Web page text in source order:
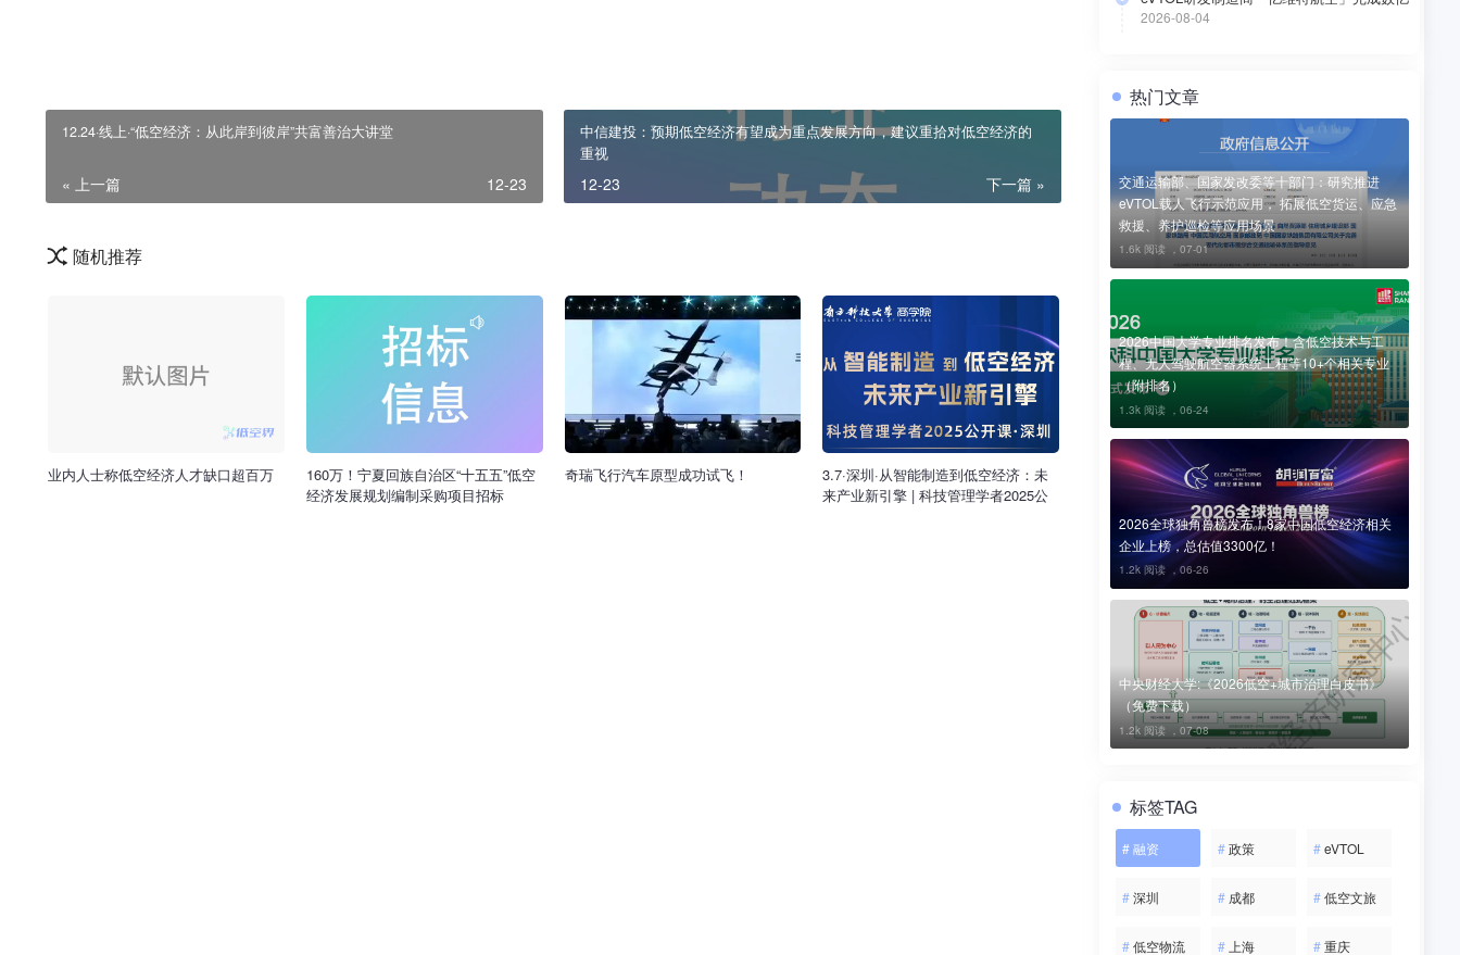
12.24·线上·“低空经济：从此岸到彼岸”共富善治大讲堂
« 上一篇 12-23
中信建投：预期低空经济有望成为重点发展方向，建议重拾对低空经济的
重视
下一篇 »
12-23
随机推荐
业内人士称低空经济人才缺口超百万
160万！宁夏回族自治区“十五五”低空
经济发展规划编制采购项目招标
奇瑞飞行汽车原型成功试飞！
3.7·深圳·从智能制造到低空经济：未
来产业新引擎 | 科技管理学者2025公
元A+轮融资
2026-08-04
热门文章
交通运输部、国家发改委等十部门：研究推进
eVTOL载人飞行示范应用， 拓展低空货运、应急
救援、养护巡检等应用场景
1.6k 阅读 ， 07-01
2026中国大学专业排名发布！含低空技术与工
程、无人驾驶航空器系统工程等10+个相关专业
（附排名）
1.3k 阅读 ， 06-24
2026全球独角兽榜发布！8家中国低空经济相关
企业上榜，总估值3300亿！
1.2k 阅读 ， 06-26
中央财经大学:《2026低空+城市治理白皮书》
（免费下载）
1.2k 阅读 ， 07-08
标签TAG
#融资 #政策 #eVTOL
#深圳 # 成都 #低空文旅
#低空物流 # 上海 #重庆